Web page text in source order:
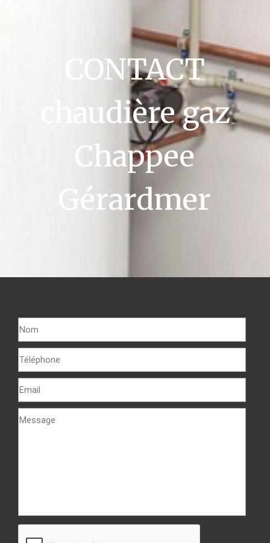
CONTACT
chaudière gaz
Chappee
Gérardmer